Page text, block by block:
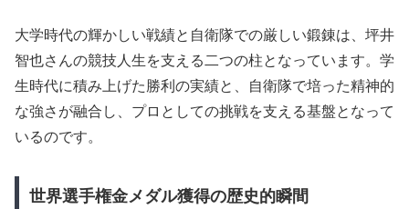
大学時代の輝かしい戦績と自衛隊での厳しい鍛錬は、坪井
智也さんの競技人生を支える二つの柱となっています。学
生時代に積み上げた勝利の実績と、自衛隊で培った精神的
な強さが融合し、プロとしての挑戦を支える基盤となって
いるのです。
世界選手権金メダル獲得の歴史的瞬間